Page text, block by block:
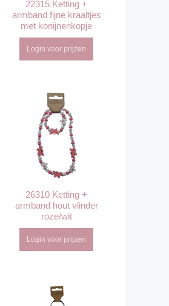
22315 Ketting +
armband fijne kraaltjes
met konijnenkopje
Login voor prijzen
26310 Ketting +
armband hout vlinder
roze/wit
Login voor prijzen